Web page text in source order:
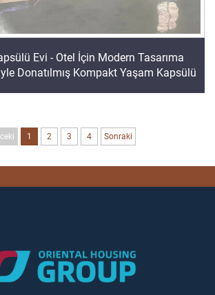
Evi - Otel İçin Modern Tasarıma
Donatılmış Kompakt Yaşam Kapsülü
1 2 3 4 Sonraki